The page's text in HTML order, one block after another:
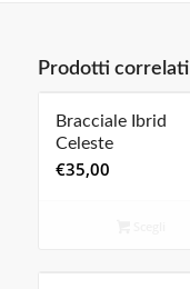
Prodotti correlati
Bracciale Ibrid
Celeste
€35,00